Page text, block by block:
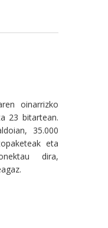
oinarrizko
23 bitartean.
35.000
eta
dira,